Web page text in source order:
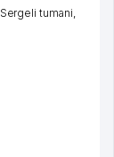
Sergeli tumani,